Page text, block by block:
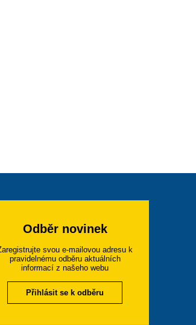
Odběr novinek
svou e-mailovou adresu k
pravidelnému odběru aktuálních
informací z našeho webu
Přihlásit se k odběru